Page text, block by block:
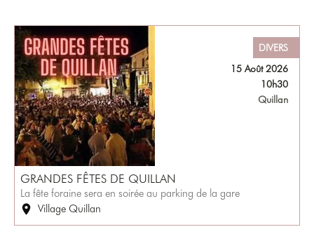
DIVERS
15 Août 2026
10h30
Quillan
GRANDES FÊTES DE QUILLAN
La fête foraine sera en soirée au parking de la gare
Village Quillan